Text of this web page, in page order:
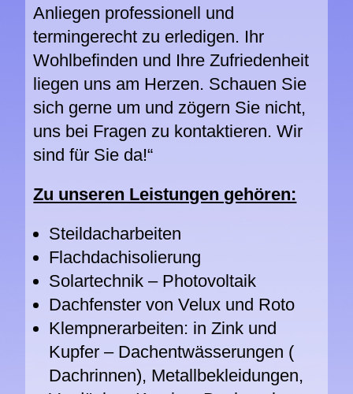
Anliegen professionell und
termingerecht zu erledigen. Ihr
Wohlbefinden und Ihre Zufriedenheit
liegen uns am Herzen. Schauen Sie
sich gerne um und zögern Sie nicht,
uns bei Fragen zu kontaktieren. Wir
sind für Sie da!“
Zu unseren Leistungen gehören:
Steildacharbeiten
Flachdachisolierung
Solartechnik – Photovoltaik
Dachfenster von Velux und Roto
Klempnerarbeiten: in Zink und
Kupfer – Dachentwässerungen (
Dachrinnen), Metallbekleidungen,